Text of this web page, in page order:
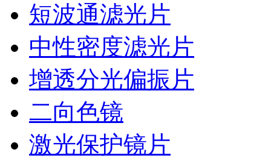
短波通滤光片
中性密度滤光片
增透分光偏振片
二向色镜
激光保护镜片